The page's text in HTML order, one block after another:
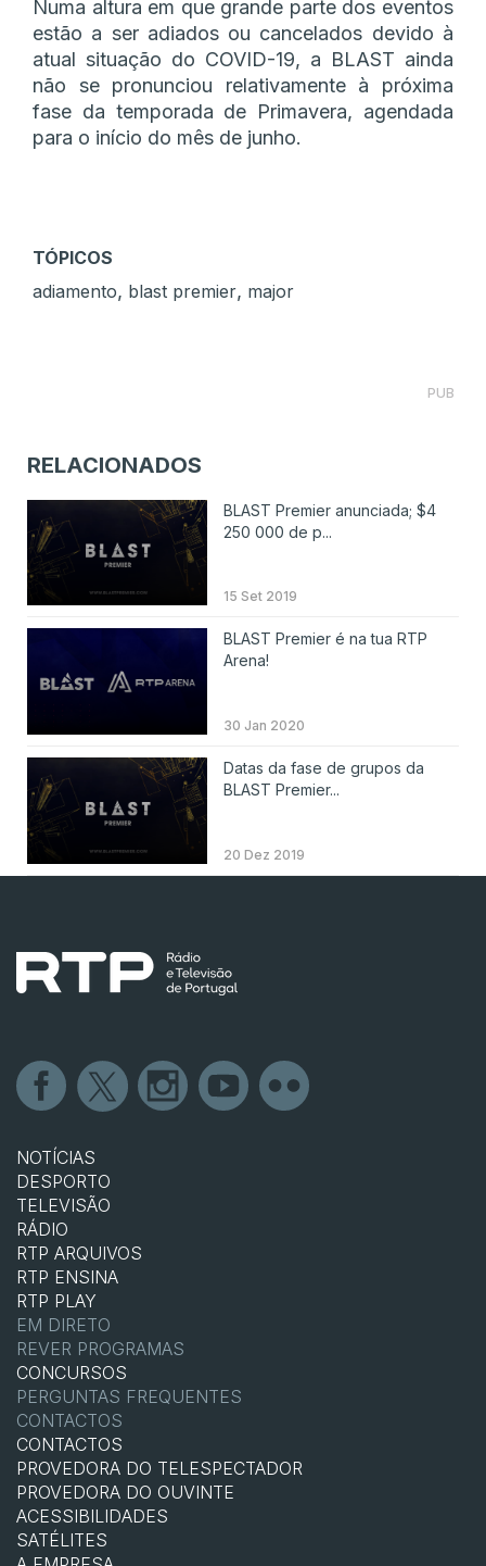
Numa altura em que grande parte dos eventos
estão a ser adiados ou cancelados devido à
atual situação do COVID-19, a BLAST ainda
não se pronunciou relativamente à próxima
fase da temporada de Primavera, agendada
para o início do mês de junho.
TÓPICOS
adiamento, blast premier, major
PUB
RELACIONADOS
BLAST Premier anunciada; $4
250 000 de p...
15 Set 2019
BLAST Premier é na tua RTP
Arena!
30 Jan 2020
Datas da fase de grupos da
BLAST Premier...
20 Dez 2019
NOTÍCIAS
DESPORTO
TELEVISÃO
RÁDIO
RTP ARQUIVOS
RTP ENSINA
RTP PLAY
EM DIRETO
REVER PROGRAMAS
CONCURSOS
PERGUNTAS FREQUENTES
CONTACTOS
CONTACTOS
PROVEDORA DO TELESPECTADOR
PROVEDORA DO OUVINTE
ACESSIBILIDADES
SATÉLITES